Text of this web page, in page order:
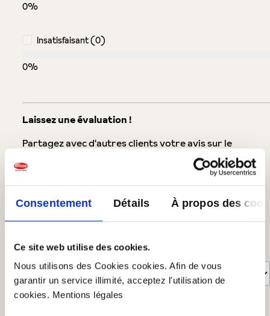
Consentement Détails À propos des
Ce site web utilise des cookies.
Nous utilisons des Cookies cookies. Afin de vous
garantir un service illimité, acceptez l'utilisation de
cookies. Mentions légales
0%
Insatisfaisant (0)
0%
Laissez une évaluation !
Partagez avec d'autres clients votre avis sur le
Rédiger un avis
Trié par
1-10de16évaluations